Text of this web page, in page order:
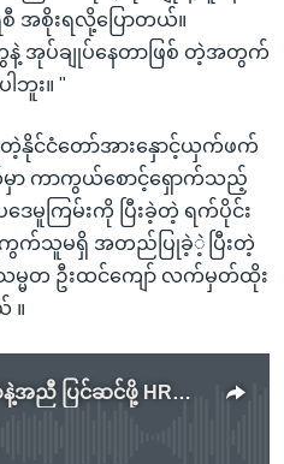
အစိုးရလို့ပြောတယ်။
ေနဲ့ အုပ်ချုပ်နေတာဖြစ် တဲ့အတွက်
ဘူး။ "
တဲ့နိုင်ငံတော်အားနှောင့်ယှက်ဖက်
မှာ ကာကွယ်စောင့်ရှောက်သည့်
မူကြမ်းကို ပြီးခဲ့တဲ့ ရက်ပိုင်း
ကွက်သူမရှိ အတည်ပြုခဲ့ဲ့ပြီးတဲ့
မ္မတ ဦးထင်ကျော် လက်မှတ်ထိုး
။
ငြိမ်းစုစီဥပဒေ နိုင်ငံတကာစံနဲ့အညီ ပြင်ဆင်ဖို့ HRW တိုက်တွန်း
currently available